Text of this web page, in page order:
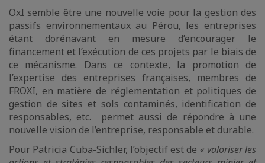
OxI semble être une nouvelle voie pour la gestion des
passifs environnementaux au Pérou, les entreprises
étant dorénavant en mesure d’encourager le
financement et l’exécution de ces projets par le biais de
ce mécanisme. Dans ce contexte, la promotion de
l’expertise des entreprises françaises, membres de
FROXI, en matière de réglementation et politiques de
gestion de sites et sols contaminés, identification de
responsables, etc. permet aussi de répondre à une
nouvelle vision de l’entreprise, responsable et durable.
Pour Patricia Cuba-Sichler, l’objectif est de « valoriser les